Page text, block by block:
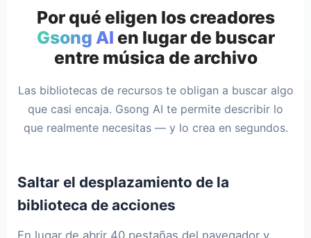
Por qué eligen los creadores
Gsong AI en lugar de buscar
entre música de archivo
Las bibliotecas de recursos te obligan a buscar algo
que casi encaja. Gsong AI te permite describir lo
que realmente necesitas — y lo crea en segundos.
Saltar el desplazamiento de la
biblioteca de acciones
En lugar de abrir 40 pestañas del navegador y